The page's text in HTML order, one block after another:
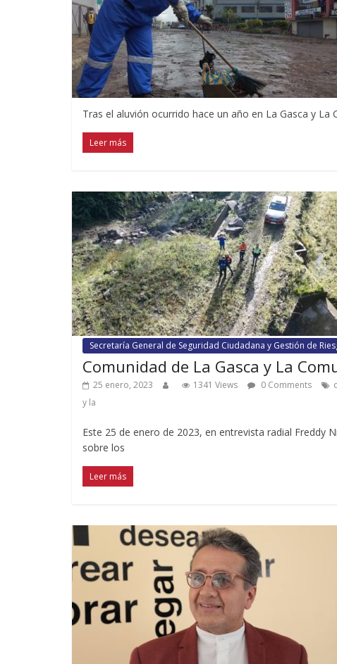
Tras el aluvión ocurrido hace un año en La Gasca y
Leer más
Secretaría General de Seguridad Ciudadana y Gestión de
Comunidad de La Gasca y La
25 enero, 2023 1341 Views 0 Comments
y la
Este 25 de enero de 2023, en entrevista radial
sobre los
Leer más